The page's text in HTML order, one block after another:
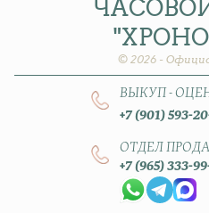
© 2026 -
ВЫКУП -
+7 (901) 593-
ОТДЕЛ
+7 (965) 333-